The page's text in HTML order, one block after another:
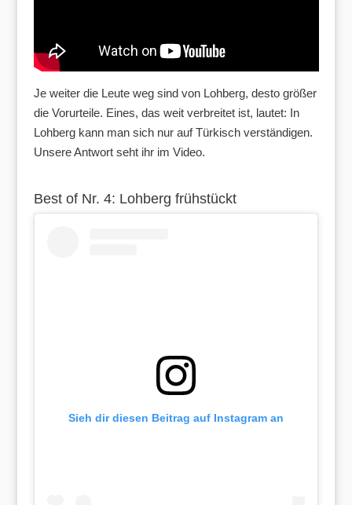
Je weiter die Leute weg sind von Lohberg, desto größer
die Vorurteile. Eines, das weit verbreitet ist, lautet: In
Lohberg kann man sich nur auf Türkisch verständigen.
Unsere Antwort seht ihr im Video.
Best of Nr. 4: Lohberg frühstückt
Sieh dir diesen Beitrag auf Instagram an